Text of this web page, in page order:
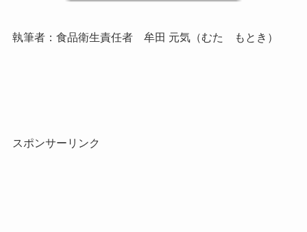
執筆者：食品衛生責任者 牟田 元気（むた もとき）
スポンサーリンク